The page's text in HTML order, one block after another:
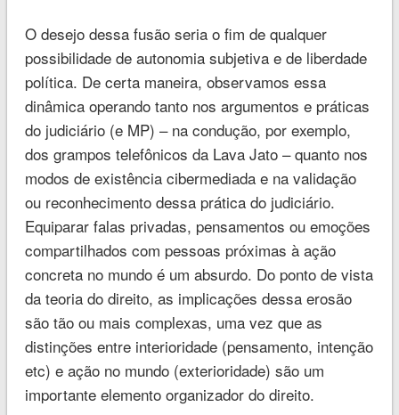
O desejo dessa fusão seria o fim de qualquer
possibilidade de autonomia subjetiva e de liberdade
política. De certa maneira, observamos essa
dinâmica operando tanto nos argumentos e práticas
do judiciário (e MP) – na condução, por exemplo,
dos grampos telefônicos da Lava Jato – quanto nos
modos de existência cibermediada e na validação
ou reconhecimento dessa prática do judiciário.
Equiparar falas privadas, pensamentos ou emoções
compartilhados com pessoas próximas à ação
concreta no mundo é um absurdo. Do ponto de vista
da teoria do direito, as implicações dessa erosão
são tão ou mais complexas, uma vez que as
distinções entre interioridade (pensamento, intenção
etc) e ação no mundo (exterioridade) são um
importante elemento organizador do direito.